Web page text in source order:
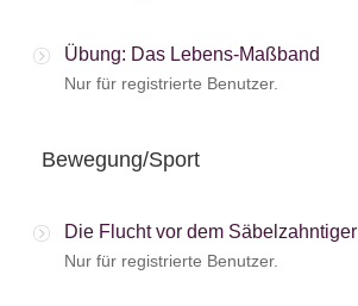
Übung: Das Lebens-Maßband
Nur für registrierte Benutzer.
Bewegung/Sport
Die Flucht vor dem Säbelzahntiger
Nur für registrierte Benutzer.